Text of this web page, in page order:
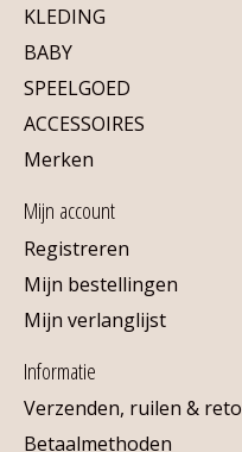
KLEDING
BABY
SPEELGOED
ACCESSOIRES
Merken
Mijn account
Registreren
Mijn bestellingen
Mijn verlanglijst
Informatie
Verzenden, ruilen &
Betaalmethoden